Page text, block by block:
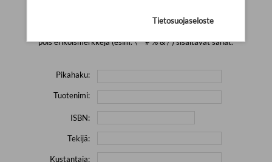
pois erikoismerkkejä (esim. \' " # % & / ) sisältävät sanat.
Pikahaku:
Tuotenimi:
ISBN:
Tekijä:
Kustantaja:
Tietosuojaseloste